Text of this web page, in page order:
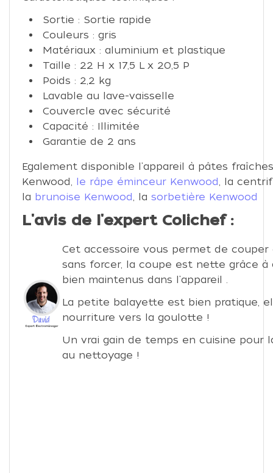
Sortie : Sortie rapide
Couleurs : gris
Matériaux : aluminium et plastique
Taille : 22 H x 17,5 L x 20,5 P
Poids : 2,2 kg
Lavable au lave-vaisselle
Couvercle avec sécurité
Capacité : Illimitée
Garantie de 2 ans
Egalement disponible l'appareil à pâtes fraîches
Kenwood, le râpe éminceur Kenwood, la
la brunoise Kenwood, la sorbetière Kenwood
L'avis de l'expert Colichef :
Cet accessoire vous permet de
sans forcer, la coupe est nette grâce à
bien maintenus dans l'appareil .
La petite balayette est bien pratique,
nourriture vers la goulotte !
Un vrai gain de temps en cuisine pour
au nettoyage !